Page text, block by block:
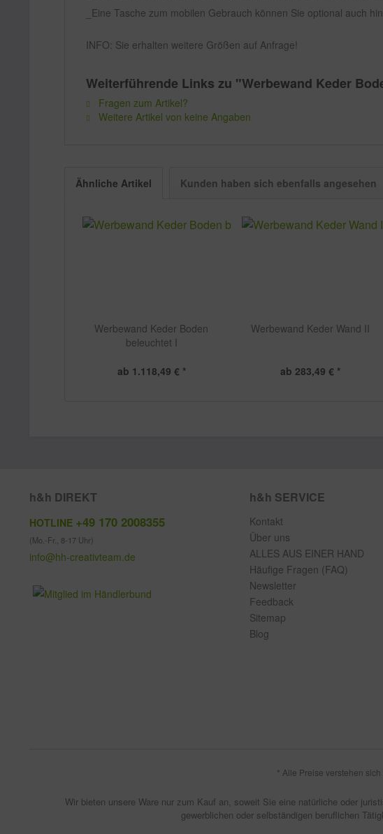
Eine Tasche zum mobilen Gebrauch können Sie optional auch
INFO: Sie erhalten weitere Größen auf Anfrage!
Weiterführende Links zu "Werbewand Keder
Fragen zum Artikel?
Weitere Artikel von keine Angaben
Ähnliche Artikel Kunden haben sich ebenfalls angesehen
Werbewand Keder Boden
beleuchtet I
ab 1.118,49 € *
Werbewand Keder Wand II
ab 283,49 € *
h&h DIREKT
HOTLINE +49 170 2008355
(Mo.-Fr., 8-17 Uhr)
info@hh-creativteam.de
h&h SERVICE
Kontakt
Über uns
ALLES AUS EINER HAND
Häufige Fragen (FAQ)
Newsletter
Feedback
Sitemap
Blog
* Alle Preise verstehen
Wir bieten unsere Ware nur zum Kauf an, soweit Sie eine natürliche oder
gewerblichen oder selbständigen beruflichen